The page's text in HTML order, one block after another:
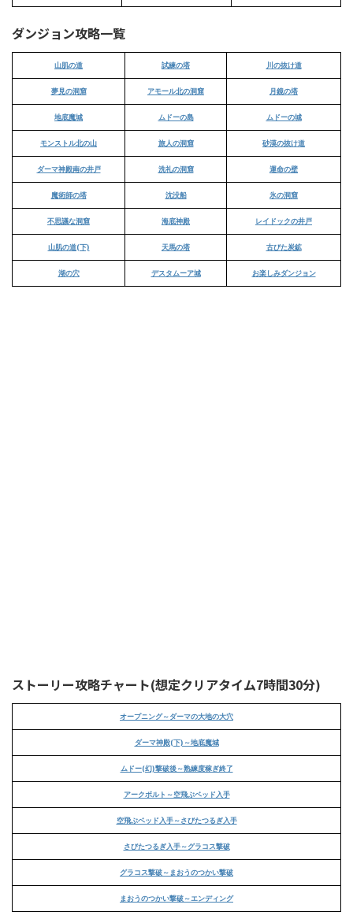
ダンジョン攻略一覧
山肌の道 試練の塔 川の抜け道
夢見の洞窟 アモール北の洞窟 月鏡の塔
地底魔城 ムドーの島 ムドーの城
モンストル北の山 旅人の洞窟 砂漠の抜け道
ダーマ神殿南の井戸 洗礼の洞窟 運命の壁
魔術師の塔 沈没船 氷の洞窟
不思議な洞窟 海底神殿 レイドックの井戸
山肌の道(下) 天馬の塔 古びた炭鉱
湖の穴 デスタムーア城 お楽しみダンジョン
ストーリー攻略チャート(想定クリアタイム7時間30分)
オープニング～ダーマの大地の大穴
ダーマ神殿(下)～地底魔城
ムドー(幻)撃破後～熟練度稼ぎ終了
アークボルト～空飛ぶベッド入手
空飛ぶベッド入手～さびたつるぎ入手
さびたつるぎ入手～グラコス撃破
グラコス撃破～まおうのつかい撃破
まおうのつかい撃破～エンディング